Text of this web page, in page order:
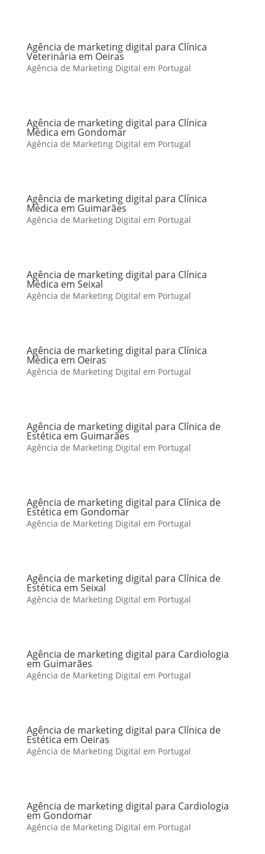
Agência de marketing digital para Clínica
Veterinária em Oeiras
Agência de Marketing Digital em Portugal
Agência de marketing digital para Clínica
Médica em Gondomar
Agência de Marketing Digital em Portugal
Agência de marketing digital para Clínica
Médica em Guimarães
Agência de Marketing Digital em Portugal
Agência de marketing digital para Clínica
Médica em Seixal
Agência de Marketing Digital em Portugal
Agência de marketing digital para Clínica
Médica em Oeiras
Agência de Marketing Digital em Portugal
Agência de marketing digital para Clínica de
Estética em Guimarães
Agência de Marketing Digital em Portugal
Agência de marketing digital para Clínica de
Estética em Gondomar
Agência de Marketing Digital em Portugal
Agência de marketing digital para Clínica de
Estética em Seixal
Agência de Marketing Digital em Portugal
Agência de marketing digital para Cardiologia
em Guimarães
Agência de Marketing Digital em Portugal
Agência de marketing digital para Clínica de
Estética em Oeiras
Agência de Marketing Digital em Portugal
Agência de marketing digital para Cardiologia
em Gondomar
Agência de Marketing Digital em Portugal